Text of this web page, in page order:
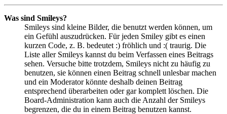
Was sind Smileys?
Smileys sind kleine Bilder, die benutzt werden können, um
ein Gefühl auszudrücken. Für jeden Smiley gibt es einen
kurzen Code, z. B. bedeutet :) fröhlich und :( traurig. Die
Liste aller Smileys kannst du beim Verfassen eines Beitrags
sehen. Versuche bitte trotzdem, Smileys nicht zu häufig zu
benutzen, sie können einen Beitrag schnell unlesbar machen
und ein Moderator könnte deshalb deinen Beitrag
entsprechend überarbeiten oder gar komplett löschen. Die
Board-Administration kann auch die Anzahl der Smileys
begrenzen, die du in einem Beitrag benutzen kannst.